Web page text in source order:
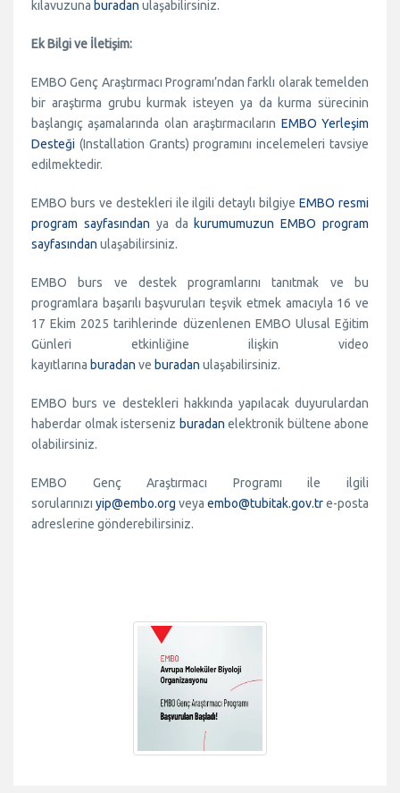
kılavuzuna buradan ulaşabilirsiniz.
Ek Bilgi ve İletişim:
EMBO Genç Araştırmacı Programı’ndan farklı olarak temelden
bir araştırma grubu kurmak isteyen ya da kurma sürecinin
başlangıç aşamalarında olan araştırmacıların EMBO Yerleşim
Desteği (Installation Grants) programını incelemeleri tavsiye
edilmektedir.
EMBO burs ve destekleri ile ilgili detaylı bilgiyeEMBO resmi
program sayfasından ya da kurumumuzun EMBO program
sayfasından ulaşabilirsiniz.
EMBO burs ve destek programlarını tanıtmak ve bu
programlara başarılı başvuruları teşvik etmek amacıyla 16 ve
17 Ekim 2025 tarihlerinde düzenlenen EMBO Ulusal Eğitim
Günleri etkinliğine ilişkin video
kayıtlarına buradan ve buradan ulaşabilirsiniz.
EMBO burs ve destekleri hakkında yapılacak duyurulardan
haberdar olmak isterseniz buradan elektronik bültene abone
olabilirsiniz.
EMBO Genç Araştırmacı Programı ile ilgili
sorularınızı yip@embo.org veya embo@tubitak.gov.tre-posta
adreslerine gönderebilirsiniz.